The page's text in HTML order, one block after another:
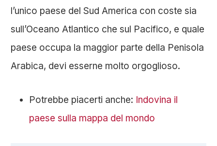
l’unico paese del Sud America con coste sia
sull’Oceano Atlantico che sul Pacifico, e quale
paese occupa la maggior parte della Penisola
Arabica, devi esserne molto orgoglioso.
Potrebbe piacerti anche: Indovina il
paese sulla mappa del mondo